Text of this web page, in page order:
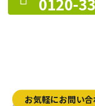
お気軽にお問い合